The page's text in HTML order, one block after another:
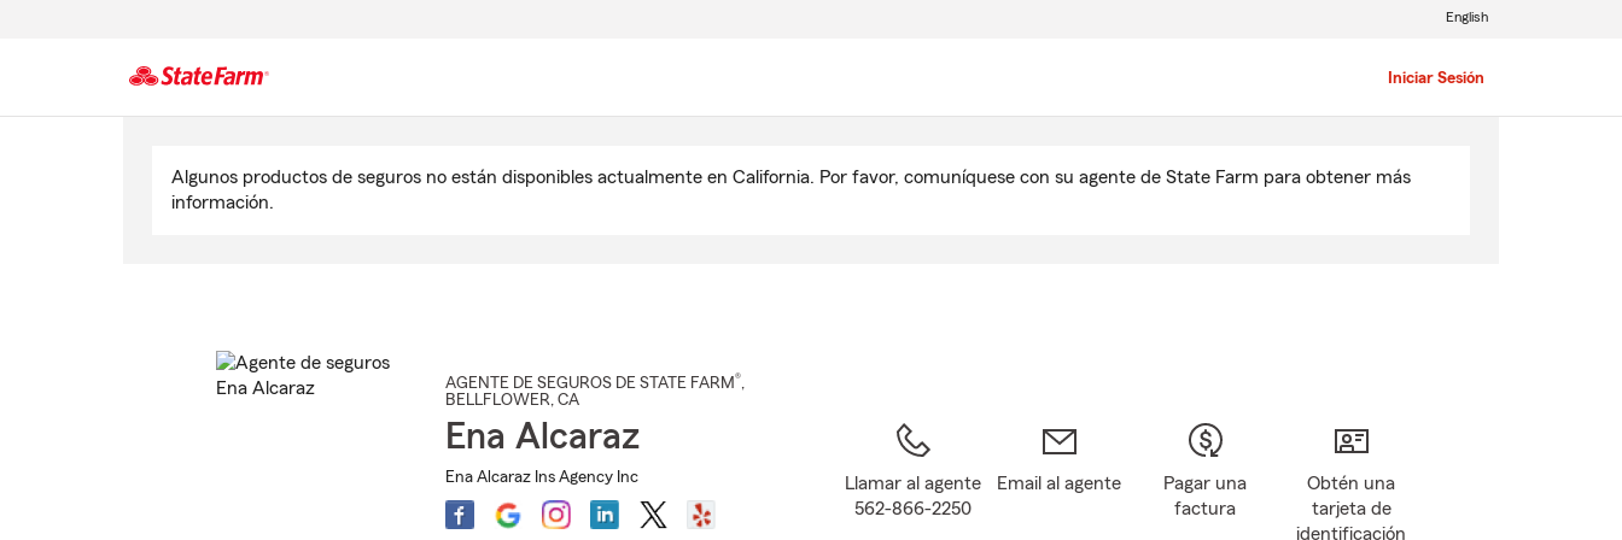
Iniciar Sesión
English
Algunos productos de seguros no están disponibles actualmente en California. Por favor, comuníquese con su agente de State Farm para obtener más
información.
AGENTE DE SEGUROS DE STATE FARM®,
BELLFLOWER, CA
Ena Alcaraz
Ena Alcaraz Ins Agency Inc
Llamar al agente
562-866-2250
Email al agente
Pagar una
factura
Obtén una
tarjeta de
identificación